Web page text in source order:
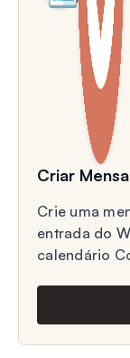
Criar
Crie uma
entrada do
calendário